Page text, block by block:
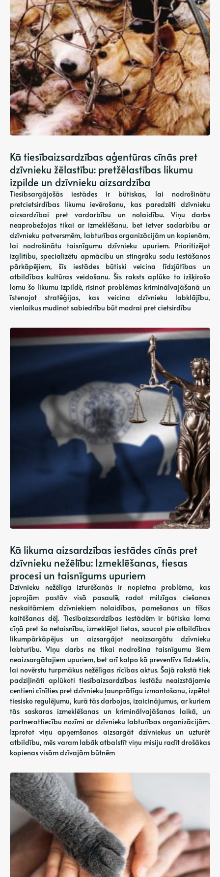
Kā tiesībaizsardzības aģentūras cīnās pret
dzīvnieku žēlastību: pretžēlastības likumu
izpilde un dzīvnieku aizsardzība
Tiesībsargājošās iestādes ir būtiskas, lai nodrošinātu
pretcietsirdības likumu ievērošanu, kas paredzēti dzīvnieku
aizsardzībai pret vardarbību un nolaidību. Viņu darbs
neaprobežojas tikai ar izmeklēšanu, bet ietver sadarbību ar
dzīvnieku patversmēm, labturības organizācijām un kopienām,
lai nodrošinātu taisnīgumu dzīvnieku upuriem. Prioritizējot
izglītību, specializētu apmācību un stingrāku sodu iestāšanos
pārkāpējiem, šīs iestādes būtiski veicina līdzjūtības un
atbildības kultūras veidošanu. Šis raksts aplūko to izšķirošo
lomu šo likumu izpildē, risinot problēmas kriminālvajāšanā un
īstenojot stratēģijas, kas veicina dzīvnieku labklājību,
vienlaikus mudinot sabiedrību būt modrai pret cietsirdību
Kā likuma aizsardzības iestādes cīnās pret
dzīvnieku nežēlību: Izmeklēšanas, tiesas
procesi un taisnīgums upuriem
Dzīvnieku nežēlīga izturēšanās ir nopietna problēma, kas
joprojām pastāv visā pasaulē, radot milzīgas ciešanas
neskaitāmiem dzīvniekiem nolaidības, pamešanas un tīšas
kaitēšanas dēļ. Tiesībaizsardzības iestādēm ir būtiska loma
cīņā pret šo netaisnību, izmeklējot lietas, saucot pie atbildības
likumpārkāpējus un aizsargājot neaizsargātu dzīvnieku
labturību. Viņu darbs ne tikai nodrošina taisnīgumu šiem
neaizsargātajiem upuriem, bet arī kalpo kā preventīvs līdzeklis,
lai novērstu turpmākus nežēlīgas rīcības aktus. Šajā rakstā tiek
padziļināti aplūkoti tiesībaizsardzības iestāžu neaizstājamie
centieni cīnīties pret dzīvnieku ļaunprātīgu izmantošanu, izpētot
tiesisko regulējumu, kurā tās darbojas, izaicinājumus, ar kuriem
tās saskaras izmeklēšanas un kriminālvajāšanas laikā, un
partnerattiecību nozīmi ar dzīvnieku labturības organizācijām.
Izprotot viņu apņemšanos aizsargāt dzīvniekus un uzturēt
atbildību, mēs varam labāk atbalstīt viņu misiju radīt drošākas
kopienas visām dzīvajām būtnēm